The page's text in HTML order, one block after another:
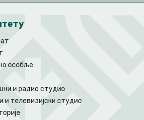
особље
и радио студио
и телевизијски студио